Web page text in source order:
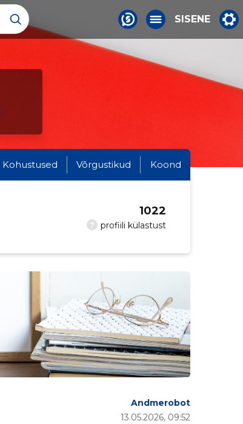
SISENE
Kohustused Võrgustikud Koond
? profiili külastust
1022
13.05.2026, 09:52
Andmerobot